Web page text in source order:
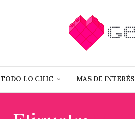
TODO LO CHIC MAS DE INTERÉS